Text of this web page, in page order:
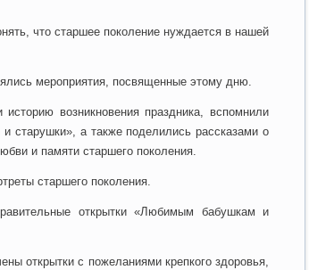
что старшее поколение нуждается в нашей
мероприятия, посвященные этому дню.
возникновения праздника, вспомнили
старушки», а также поделились рассказами о
и памяти старшего поколения.
старшего поколения.
открытки «Любимым бабушкам и
открытки с пожеланиями крепкого здоровья,